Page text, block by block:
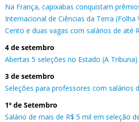
Na França, capixabas conquistam
Internacional de Ciências da Terra (Folha
Cento e duas vagas com salários de até
4 de setembro
Abertas 5 seleções no Estado (A Tribuna)
3 de setembro
Seleções para professores com salários
1º de Setembro
Salário de mais de R$ 5 mil em seleção